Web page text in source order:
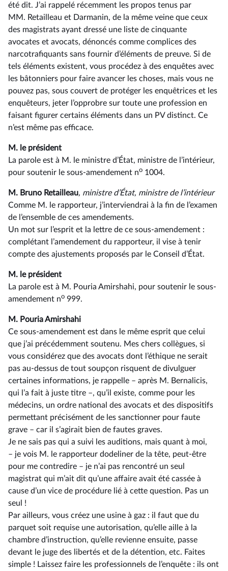
été dit. J’ai rappelé récemment les propos tenus par
MM. Retailleau et Darmanin, de la même veine que ceux
des magistrats ayant dressé une liste de cinquante
avocates et avocats, dénoncés comme complices des
narcotrafiquants sans fournir d’éléments de preuve. Si de
tels éléments existent, vous procédez à des enquêtes avec
les bâtonniers pour faire avancer les choses, mais vous ne
pouvez pas, sous couvert de protéger les enquêtrices et les
enquêteurs, jeter l’opprobre sur toute une profession en
faisant figurer certains éléments dans un PV distinct. Ce
n’est même pas efficace.
M. le président
La parole est à M. le ministre d’État, ministre de l’intérieur,
pour soutenir le sous-amendement no 1004.
M. Bruno Retailleau, ministre d’État, ministre de l’intérieur
Comme M. le rapporteur, j’interviendrai à la fin de l’examen
de l’ensemble de ces amendements.
Un mot sur l’esprit et la lettre de ce sous-amendement :
complétant l’amendement du rapporteur, il vise à tenir
compte des ajustements proposés par le Conseil d’État.
M. le président
La parole est à M. Pouria Amirshahi, pour soutenir le sous-
amendement no 999.
M. Pouria Amirshahi
Ce sous-amendement est dans le même esprit que celui
que j’ai précédemment soutenu. Mes chers collègues, si
vous considérez que des avocats dont l’éthique ne serait
pas au-dessus de tout soupçon risquent de divulguer
certaines informations, je rappelle –⁠ après M. Bernalicis,
qui l’a fait à juste titre –, qu’il existe, comme pour les
médecins, un ordre national des avocats et des dispositifs
permettant précisément de les sanctionner pour faute
grave –⁠ car il s’agirait bien de fautes graves.
Je ne sais pas qui a suivi les auditions, mais quant à moi,
–⁠ je vois M. le rapporteur dodeliner de la tête, peut-être
pour me contredire – je n’ai pas rencontré un seul
magistrat qui m’ait dit qu’une affaire avait été cassée à
cause d’un vice de procédure lié à cette question. Pas un
seul !
Par ailleurs, vous créez une usine à gaz : il faut que du
parquet soit requise une autorisation, qu’elle aille à la
chambre d’instruction, qu’elle revienne ensuite, passe
devant le juge des libertés et de la détention, etc. Faites
simple ! Laissez faire les professionnels de l’enquête : ils ont